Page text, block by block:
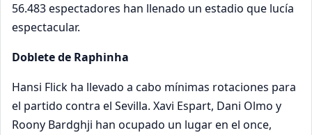
56.483 espectadores han llenado un estadio que lucía
espectacular.
Doblete de Raphinha
Hansi Flick ha llevado a cabo mínimas rotaciones para
el partido contra el Sevilla. Xavi Espart, Dani Olmo y
Roony Bardghji han ocupado un lugar en el once,